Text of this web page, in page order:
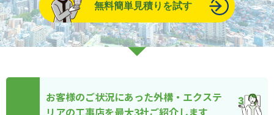
無料簡単見積りを試す
お客様のご状況にあった外構・エクステ
リアの工事店を最大3社ご紹介します